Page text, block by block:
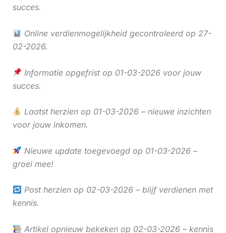
succes.
Online verdienmogelijkheid gecontroleerd op 27-
02-2026.
Informatie opgefrist op 01-03-2026 voor jouw
succes.
Laatst herzien op 01-03-2026 – nieuwe inzichten
voor jouw inkomen.
Nieuwe update toegevoegd op 01-03-2026 –
groei mee!
Post herzien op 02-03-2026 – blijf verdienen met
kennis.
Artikel opnieuw bekeken op 02-03-2026 – kennis